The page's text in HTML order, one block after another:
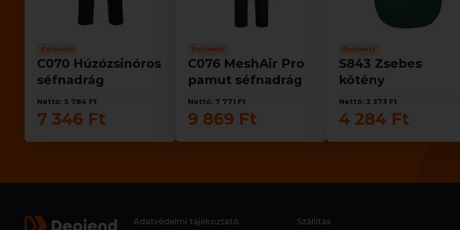
Portwest
C070 Húzózsinóros
séfnadrág
Nettó: 5 784 Ft
7 346 Ft
Portwest
C076 MeshAir Pro
pamut séfnadrág
Nettó: 7 771 Ft
9 869 Ft
Portwest
S843 Zsebes
kötény
Nettó: 3 373 Ft
4 284 Ft
Adatvédelmi tájékoztató Szállítás